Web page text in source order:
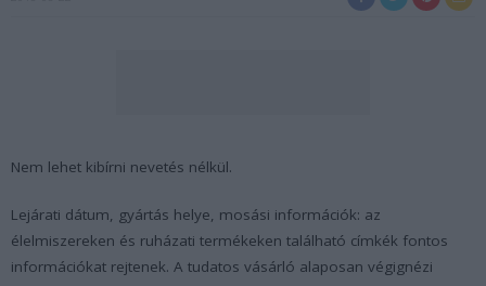
Nem lehet kibírni nevetés nélkül.
Lejárati dátum, gyártás helye, mosási információk: az
élelmiszereken és ruházati termékeken található címkék fontos
információkat rejtenek. A tudatos vásárló alaposan végignézi